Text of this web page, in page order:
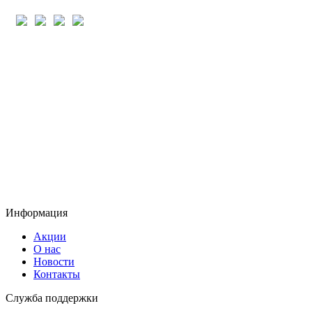
Информация
Акции
О нас
Новости
Контакты
Служба поддержки